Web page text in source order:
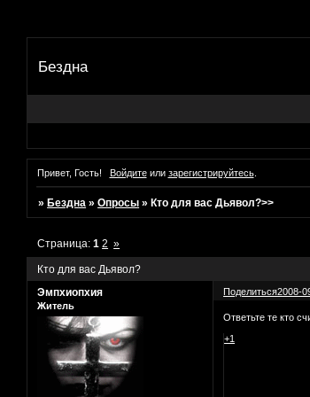
Бездна
Привет, Гость! Войдитеили зарегистрируйтесь.
»Бездна »Опросы »Кто для вас Дьявол?>>
Кто для вас Дьявол?
Страница:1 2 »
Поделиться2008-
Эмпхиопхия
Житель
Ответьте те кто
+1